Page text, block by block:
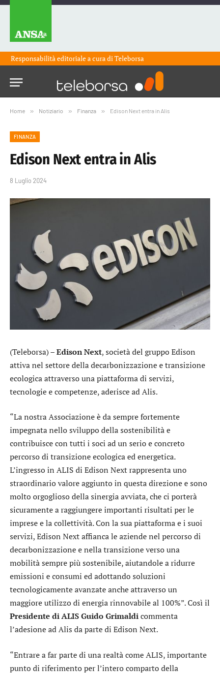
Responsabilità editoriale a cura diTeleborsa
Home » Notiziario » Finanza » Edison Next entra in Alis
FINANZA
Edison Next entra in Alis
8 Luglio 2024
(Teleborsa) –Edison Next, società del gruppoEdison
attiva nel settore della decarbonizzazione e transizione
ecologica attraverso una piattaforma di servizi,
tecnologie e competenze, aderisce ad Alis.
“La nostra Associazione è da sempre fortemente
impegnata nello sviluppo della sostenibilità e
contribuisce con tutti i soci ad un serio e concreto
percorso di transizione ecologica ed energetica.
L’ingresso in ALIS di Edison Next rappresenta uno
straordinario valore aggiunto in questa direzione e sono
molto orgoglioso della sinergia avviata, che ci porterà
sicuramente a raggiungere importanti risultati per le
imprese e la collettività. Con la sua piattaforma e i suoi
servizi, Edison Next affianca le aziende nel percorso di
decarbonizzazione e nella transizione verso una
mobilità sempre più sostenibile, aiutandole a ridurre
emissioni e consumi ed adottando soluzioni
tecnologicamente avanzate anche attraverso un
maggiore utilizzo di energia rinnovabile al 100%”. Così il
Presidente di ALIS Guido Grimaldicommenta
l’adesione ad Alis da parte di Edison Next.
“Entrare a far parte di una realtà come ALIS, importante
punto di riferimento per l’intero comparto della